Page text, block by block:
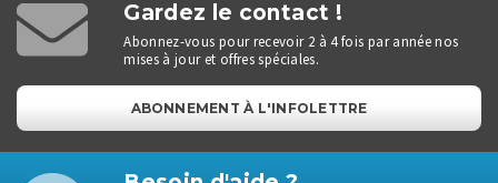
Gardez le contact !
Abonnez-vous pour recevoir 2 à 4 fois par année nos
mises à jour et offres spéciales.
ABONNEMENT À L'INFOLETTRE